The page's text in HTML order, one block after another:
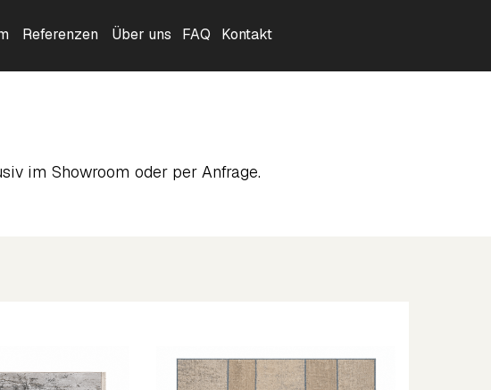
Referenzen Über uns FAQ Kontakt
im Showroom oder per Anfrage.